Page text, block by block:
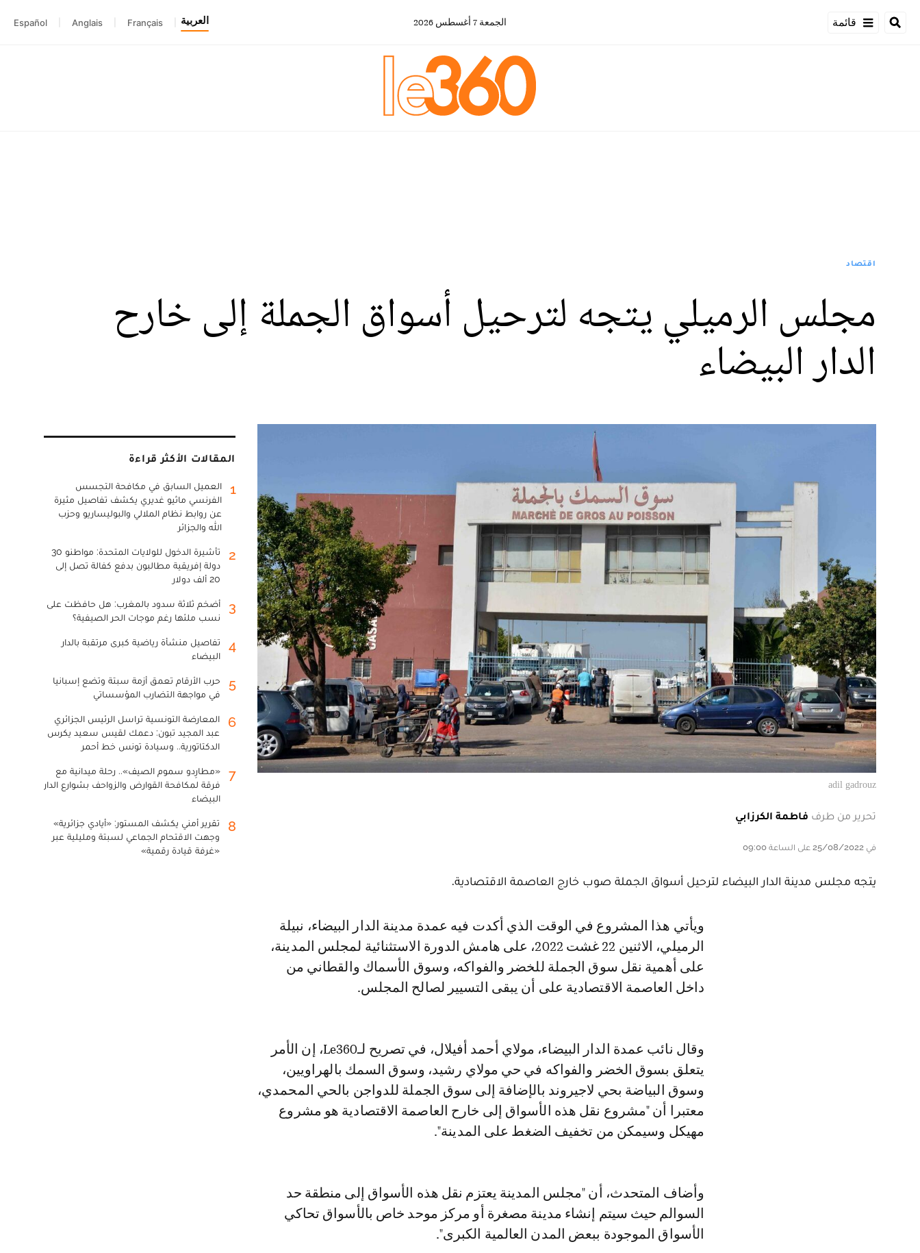
قائمة الجمعة 7 أغسطس 2026 العربية Français
Anglais
Español
اقتصاد
مجلس الرميلي يتجه لترحيل أسواق الجملة إلى خارح
الدار البيضاء
adil gadrouz
تحرير من طرف فاطمة الكرزابي
في 25/08/2022 على الساعة 09:00
يتجه مجلس مدينة الدار البيضاء لترحيل أسواق الجملة صوب خارج العاصمة الاقتصادية.
ويأتي هذا المشروع في الوقت الذي أكدت فيه عمدة مدينة الدار البيضاء، نبيلة
الرميلي، الاثنين 22 غشت 2022، على هامش الدورة الاستثنائية لمجلس المدينة،
على أهمية نقل سوق الجملة للخضر والفواكه، وسوق الأسماك والقطاني من
داخل العاصمة الاقتصادية على أن يبقى التسيير لصالح المجلس.
وقال نائب عمدة الدار البيضاء، مولاي أحمد أفيلال، في تصريح لـLe360، إن الأمر
يتعلق بسوق الخضر والفواكه في حي مولاي رشيد، وسوق السمك بالهراويين،
وسوق البياضة بحي لاجيروند بالإضافة إلى سوق الجملة للدواجن بالحي المحمدي،
معتبرا أن "مشروع نقل هذه الأسواق إلى خارح العاصمة الاقتصادية هو مشروع
مهيكل وسيمكن من تخفيف الضغط على المدينة".
وأضاف المتحدث، أن "مجلس المدينة يعتزم نقل هذه الأسواق إلى منطقة حد
السوالم حيث سيتم إنشاء مدينة مصغرة أو مركز موحد خاص بالأسواق تحاكي
الأسواق الموجودة ببعض المدن العالمية الكبرى".
المقالات الأكثر قراءة
1
العميل السابق في مكافحة التجسس
الفرنسي ماثيو غديري يكشف تفاصيل مثيرة
عن روابط نظام الملالي والبوليساريو وحزب
الله والجزائر
2
تأشيرة الدخول للولايات المتحدة: مواطنو 30
دولة إفريقية مطالبون بدفع كفالة تصل إلى
20 ألف دولار
3
أضخم ثلاثة سدود بالمغرب: هل حافظت على
نسب ملئها رغم موجات الحر الصيفية؟
4
تفاصيل منشأة رياضية كبرى مرتقبة بالدار
البيضاء
5
حرب الأرقام تعمق أزمة سبتة وتضع إسبانيا
في مواجهة التضارب المؤسساتي
6
المعارضة التونسية تراسل الرئيس الجزائري
عبد المجيد تبون: دعمك لقيس سعيد يكرس
الدكتاتورية.. وسيادة تونس خط أحمر
7
«مطارِدو سموم الصيف».. رحلة ميدانية مع
فرقة لمكافحة القوارض والزواحف بشوارع الدار
البيضاء
8
تقرير أمني يكشف المستور: «أيادي جزائرية»
وجهت الاقتحام الجماعي لسبتة ومليلية عبر
«غرفة قيادة رقمية»